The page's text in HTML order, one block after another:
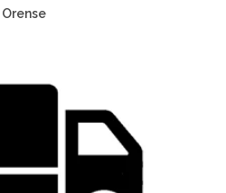
Orense